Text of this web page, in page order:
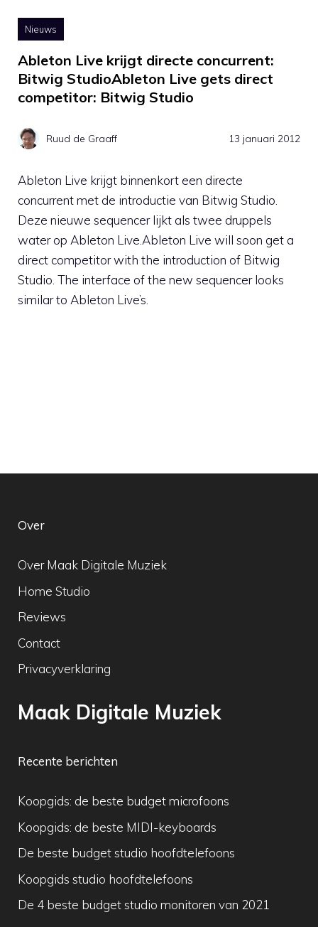
Nieuws
Ableton Live krijgt directe concurrent:
Bitwig StudioAbleton Live gets direct
competitor: Bitwig Studio
Ruud de Graaff 13 januari 2012
Ableton Live krijgt binnenkort een directe
concurrent met de introductie van Bitwig Studio.
Deze nieuwe sequencer lijkt als twee druppels
water op Ableton Live.Ableton Live will soon get a
direct competitor with the introduction of Bitwig
Studio. The interface of the new sequencer looks
similar to Ableton Live’s.
Over
Over Maak Digitale Muziek
Home Studio
Reviews
Contact
Privacyverklaring
Maak Digitale Muziek
Recente berichten
Koopgids: de beste budget microfoons
Koopgids: de beste MIDI-keyboards
De beste budget studio hoofdtelefoons
Koopgids studio hoofdtelefoons
De 4 beste budget studio monitoren van 2021